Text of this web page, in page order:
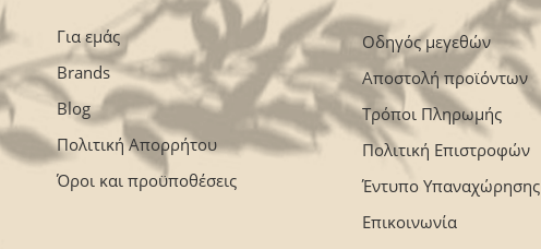
Για εμάς
Brands
Blog
Πολιτική Απορρήτου
Όροι και προϋποθέσεις
Οδηγός μεγεθών
Αποστολή προϊόντων
Τρόποι Πληρωμής
Πολιτική Επιστροφών
Έντυπο Υπαναχώρησης
Επικοινωνία